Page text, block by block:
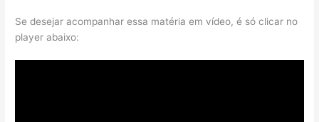
Se desejar acompanhar essa matéria em vídeo, é só clicar no
player abaixo: